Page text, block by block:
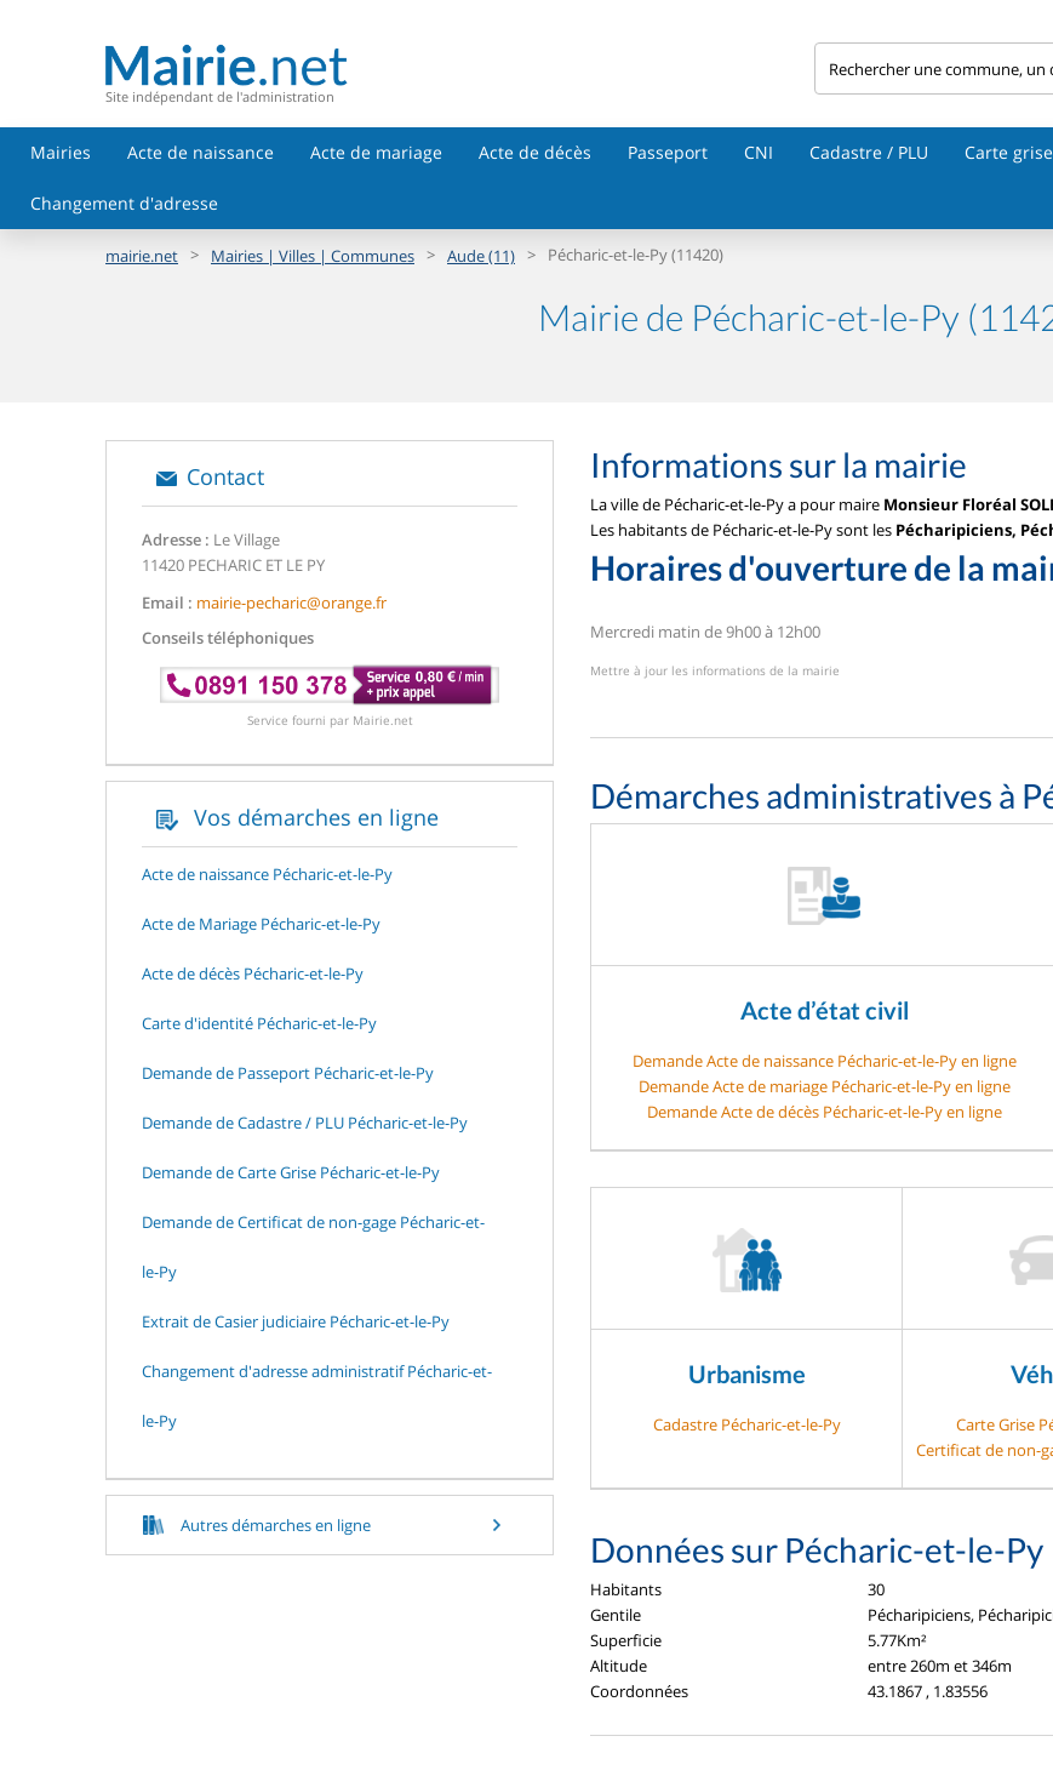
Site indépendant de l'administration
Mairies Acte de naissance Acte de mariage Acte de décès Passeport CNI Cadastre / PLU Carte grise
Changement d'adresse
mairie.net > Mairies | Villes | Communes > Aude (11) > Pécharic-et-le-Py (11420)
Mairie de Pécharic-et-le-Py
Contact
Adresse : Le Village
11420 PECHARIC ET LE PY
Email : mairie-pecharic@orange.fr
Conseils téléphoniques
Service fourni par Mairie.net
Vos démarches en ligne
Acte de naissance Pécharic-et-le-Py
Acte de Mariage Pécharic-et-le-Py
Acte de décès Pécharic-et-le-Py
Carte d'identité Pécharic-et-le-Py
Demande de Passeport Pécharic-et-le-Py
Demande de Cadastre / PLU Pécharic-et-le-Py
Demande de Carte Grise Pécharic-et-le-Py
Demande de Certificat de non-gage Pécharic-et-
le-Py
Extrait de Casier judiciaire Pécharic-et-le-Py
Changement d'adresse administratif Pécharic-et-
le-Py
Autres démarches en ligne
Informations sur la mairie
La ville de Pécharic-et-le-Py a pour maire Monsieur Floréal
Les habitants de Pécharic-et-le-Py sont les Pécharipiciens,
Horaires d'ouverture de la
Mercredi matin de 9h00 à 12h00
Mettre à jour les informations de la mairie
Démarches administratives à
Acte d’état civil
Demande Acte de naissance Pécharic-et-le-Py en ligne
Demande Acte de mariage Pécharic-et-le-Py en ligne
Demande Acte de décès Pécharic-et-le-Py en ligne
Urbanisme
Cadastre Pécharic-et-le-Py
Carte Grise
Certificat de non-
Données sur Pécharic-et-le-Py
Habitants
30
Gentile
Pécharipiciens,
Superficie
5.77Km²
Altitude
entre 260m et 346m
Coordonnées
43.1867 , 1.83556